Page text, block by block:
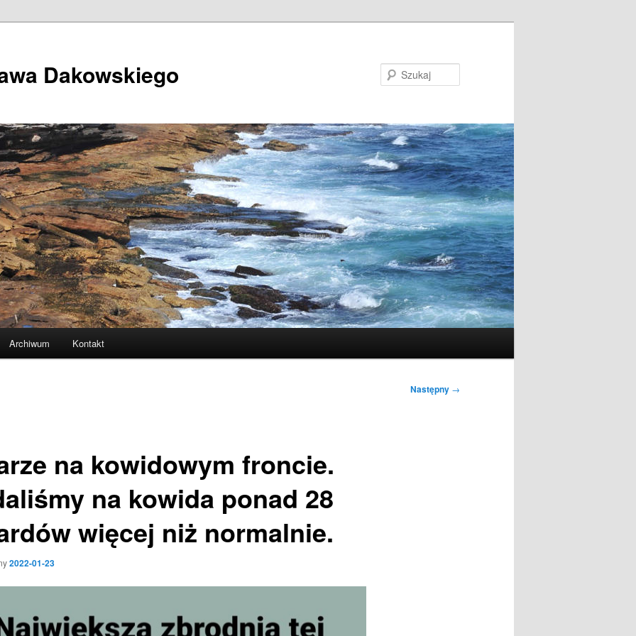
Dakowskiego
Archiwum Kontakt
Następny →
na kowidowym froncie.
na kowida ponad 28
więcej niż normalnie.
2022-01-23